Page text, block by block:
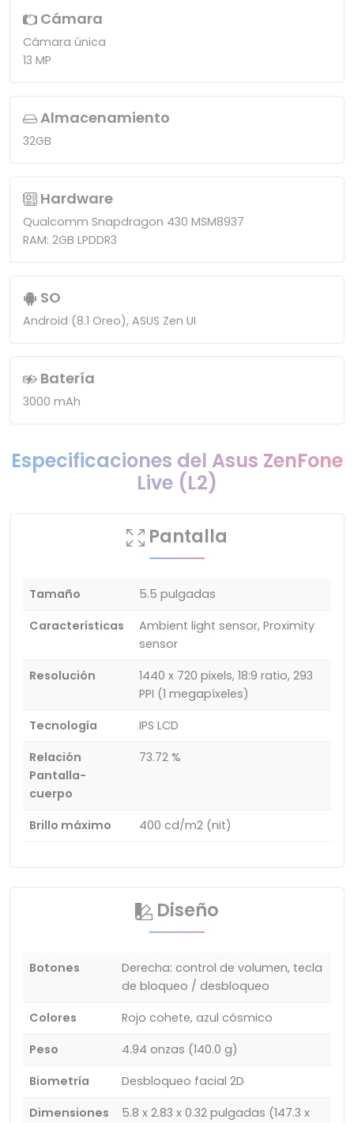
Cámara
Cámara única
13 MP
Almacenamiento
32GB
Hardware
Qualcomm Snapdragon 430 MSM8937
RAM: 2GB LPDDR3
SO
Android (8.1 Oreo), ASUS Zen UI
Batería
3000 mAh
Especificaciones del Asus ZenFone
Live (L2)
Pantalla
Tamaño
5.5 pulgadas
Características
Ambient light sensor, Proximity
sensor
Resolución
1440 x 720 pixels, 18:9 ratio, 293
PPI (1 megapíxeles)
Tecnología
IPS LCD
Relación
Pantalla-
cuerpo
73.72 %
Brillo máximo 400 cd/m2 (nit)
Diseño
Botones
Derecha: control de volumen, tecla
de bloqueo / desbloqueo
Colores
Rojo cohete, azul cósmico
Peso
4.94 onzas (140.0 g)
Biometría
Desbloqueo facial 2D
Dimensiones
5.8 x 2.83 x 0.32 pulgadas (147.3 x